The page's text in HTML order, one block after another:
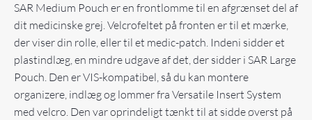
SAR Medium Pouch er en frontlomme til en afgrænset del af
dit medicinske grej. Velcrofeltet på fronten er til et mærke,
der viser din rolle, eller til et medic-patch. Indeni sidder et
plastindlæg, en mindre udgave af det, der sidder i SAR Large
Pouch. Den er VIS-kompatibel, så du kan montere
organizere, indlæg og lommer fra Versatile Insert System
med velcro. Den var oprindeligt tænkt til at sidde øverst på